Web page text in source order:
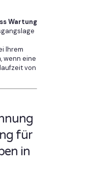
Wartung
Ihrem
, wenn eine
von
für
in